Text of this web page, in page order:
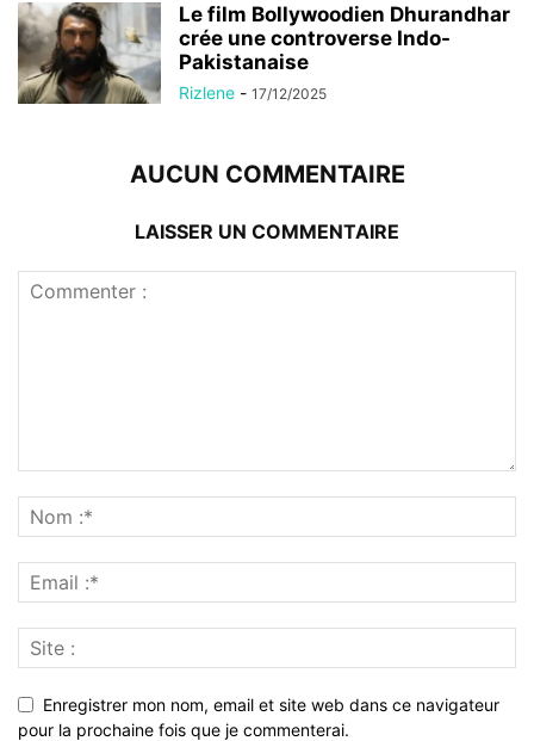
Le film Bollywoodien Dhurandhar
crée une controverse Indo-
Pakistanaise
Rizlene - 17/12/2025
AUCUN COMMENTAIRE
LAISSER UN COMMENTAIRE
Enregistrer mon nom, email et site web dans ce navigateur
pour la prochaine fois que je commenterai.